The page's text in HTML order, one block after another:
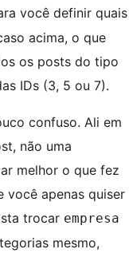
você definir quais
acima, o que
os posts do tipo
IDs (3, 5 ou 7).
confuso. Ali em
não uma
melhor o que fez
você apenas quiser
trocar empresa
mesmo,